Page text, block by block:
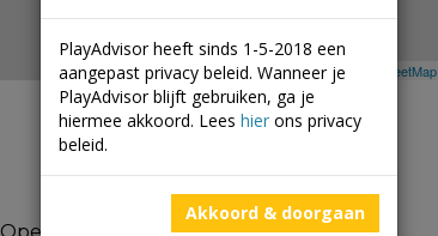
Leaflet | ©Mapbox © OpenStreetMap
Openingstijden
PlayAdvisor heeft sinds 1-5-2018 een
aangepast privacy beleid. Wanneer je
PlayAdvisor blijft gebruiken, ga je
hiermee akkoord. Lees hier ons privacy
beleid.
Akkoord & doorgaan